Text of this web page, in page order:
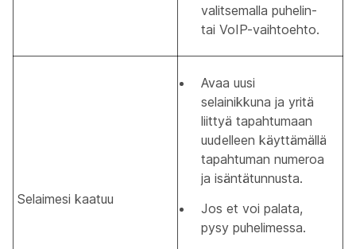
valitsemalla puhelin-
tai VoIP-vaihtoehto.
Selaimesi kaatuu
Avaa uusi
selainikkuna ja yritä
liittyä tapahtumaan
uudelleen käyttämällä
tapahtuman numeroa
ja isäntätunnusta.
Jos et voi palata,
pysy puhelimessa.